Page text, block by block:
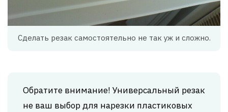
Сделать резак самостоятельно не так уж и сложно.
Обратите внимание! Универсальный резак
не ваш выбор для нарезки пластиковых